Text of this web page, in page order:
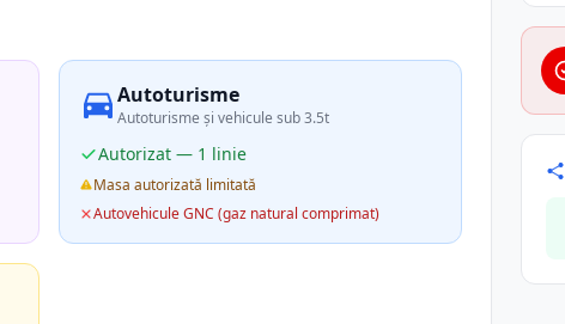
Autoturisme
Autoturisme și vehicule sub 3.5t
Autorizat — 1 linie
Masa autorizată limitată
Autovehicule GNC (gaz natural comprimat)